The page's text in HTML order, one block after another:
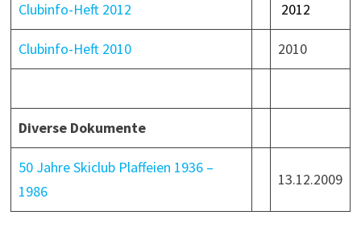
Clubinfo-Heft 2012 2012
Clubinfo-Heft 2010 2010
Diverse Dokumente
50 Jahre Skiclub Plaffeien 1936 –
1986
13.12.2009